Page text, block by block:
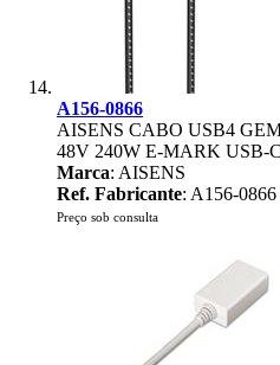
A156-0866
AISENS CABO USB4
48V 240W E-MARK USB-
Marca: AISENS
Ref. Fabricante: A156-0866
Preço sob consulta